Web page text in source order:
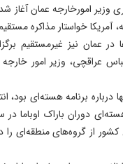
وزیر امورخارجه عمان
آمریکا خواستار مذاکره
در عمان نیز غیرمستقیم
عراقچی، وزیر امور
درباره برنامه هسته‌ای بود،
از گروه‌های منطقه‌ای